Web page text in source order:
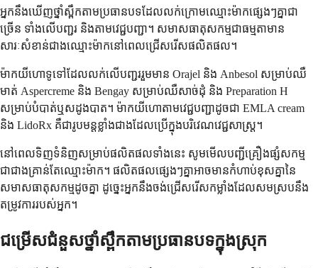
អ្នកនឹងឃើញថ្នាំស្ពឹកតាមប្រធានបទដែលលក់ក្រោមឈ្មោះម៉ាកផ្សេងៗគ្នាជា
ច្រើន ទាំងលើបញ្ជរ និងតាមវេជ្ជបញ្ជា។ សមាសធាតុសកម្មជាធម្មតាមាន
សារៈសំខាន់ជាងឈ្មោះម៉ាកនៅពេលជ្រើសរើសផលិតផល។
ម៉ាកយីហោទូទៅដែលលក់លើបញ្ជររួមមាន Orajel និង Anbesol សម្រាប់ឈឺ
មាត់ Aspercreme និង Bengay សម្រាប់ឈឺសាច់ដុំ និង Preparation H
សម្រាប់បំបាត់ឬសដូងបាត។ ម៉ាកយីហោតាមវេជ្ជបញ្ជាដូចជា EMLA cream
និង LidoRx គឺជារូបមន្តខ្លាំងជាងដែលប្រើក្នុងបរិវេណវេជ្ជសាស្ត្រ។
នៅពេលទិញទំនិញសម្រាប់ផលិតផលទាំងនេះ សូមមើលបញ្ជីគ្រឿងផ្សំសកម្ម
ជាជាងគ្រាន់តែឈ្មោះម៉ាក។ ផលិតផលផ្សេងៗគ្នាអាចមានកំហាប់ខុសគ្នានៃ
សមាសធាតុសកម្មដូចគ្នា ដូច្នេះអ្នកនឹងចង់ជ្រើសរើសកម្លាំងដែលសមស្របនឹង
តម្រូវការរបស់អ្នក។
ជម្រើសជំនួសថ្នាំស្ពឹកតាមប្រធានបទក្នុងស្រុក